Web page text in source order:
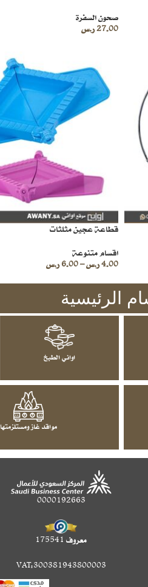
صحون السفرة
27.00ر.س
قطاعة عجين مثلثات
اقسام متنوعة
4.00ر.س–
6.00ر.س
الرئيسية
اواني الطبخ
مواقد غاز ومستلزمتها
0000192663
معروف 175541
VAT:300381943800003